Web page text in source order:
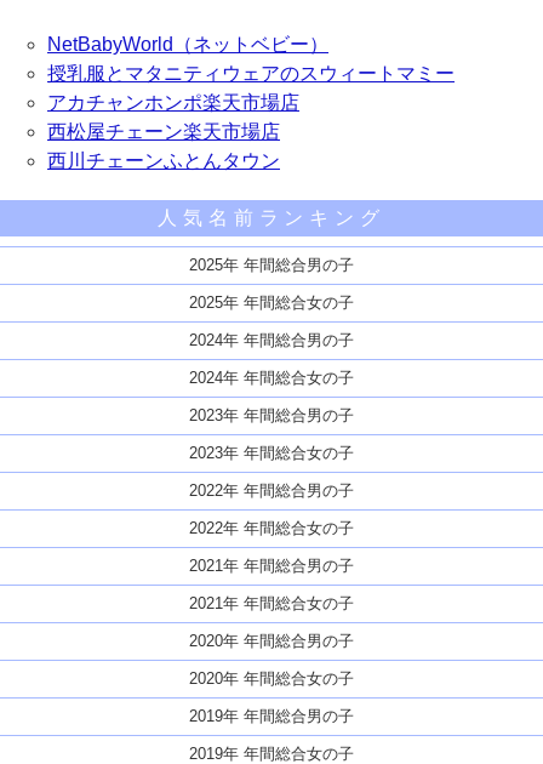
NetBabyWorld（ネットベビー）
授乳服とマタニティウェアのスウィートマミー
アカチャンホンポ楽天市場店
西松屋チェーン楽天市場店
西川チェーンふとんタウン
人気名前ランキング
2025年 年間総合男の子
2025年 年間総合女の子
2024年 年間総合男の子
2024年 年間総合女の子
2023年 年間総合男の子
2023年 年間総合女の子
2022年 年間総合男の子
2022年 年間総合女の子
2021年 年間総合男の子
2021年 年間総合女の子
2020年 年間総合男の子
2020年 年間総合女の子
2019年 年間総合男の子
2019年 年間総合女の子